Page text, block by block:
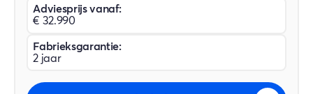
Adviesprijs vanaf:
€ 32.990
Fabrieksgarantie:
2 jaar